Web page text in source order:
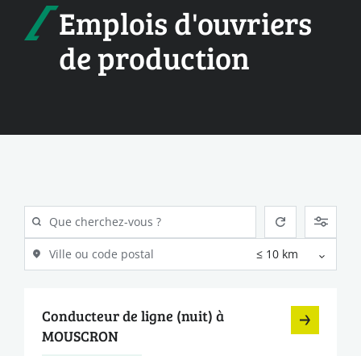
Emplois d'ouvriers
de production
Conducteur de ligne (nuit) à
MOUSCRON